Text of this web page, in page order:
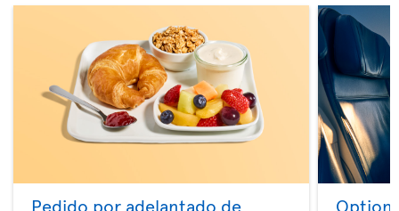
Pedido por adelantado de
Option